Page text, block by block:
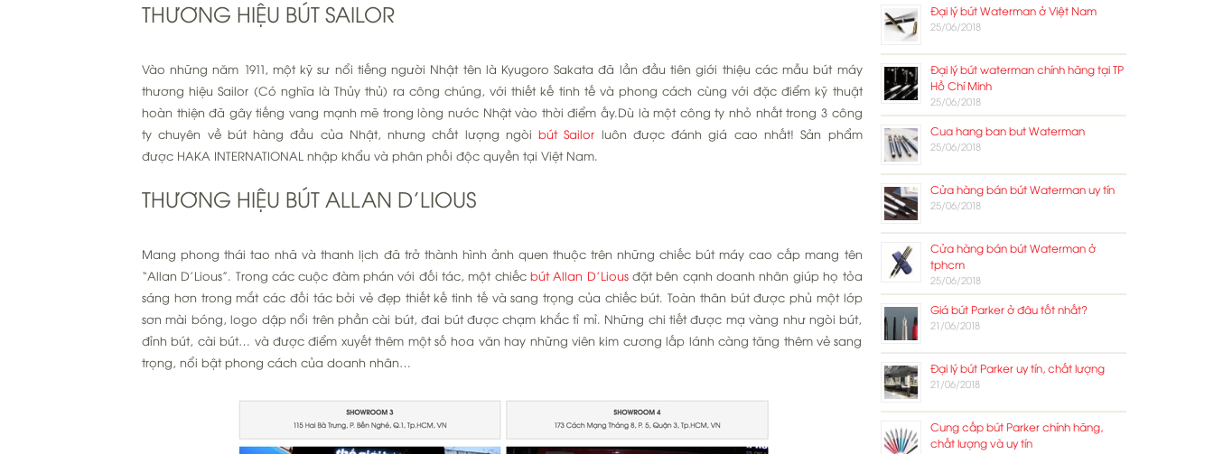
THƯƠNG HIỆU BÚT SAILOR
Vào những năm 1911, một kỹ sư nổi tiếng người Nhật tên là Kyugoro Sakata đã lần đầu tiên giới thiệu các mẫu bút máy
thương hiệu Sailor (Có nghĩa là Thủy thủ) ra công chúng, với thiết kế tinh tế và phong cách cùng với đặc điểm kỹ thuật
hoàn thiện đã gây tiếng vang mạnh mẽ trong lòng nước Nhật vào thời điểm ấy.Dù là một công ty nhỏ nhất trong 3 công
ty chuyên về bút hàng đầu của Nhật, nhưng chất lượng ngòibút Sailor luôn được đánh giá cao nhất! Sản phẩm
được HAKA INTERNATIONAL nhập khẩu và phân phối độc quyền tại Việt Nam.
THƯƠNG HIỆU BÚT ALLAN D’LIOUS
Mang phong thái tao nhã và thanh lịch đã trở thành hình ảnh quen thuộc trên những chiếc bút máy cao cấp mang tên
“Allan D’Lious”. Trong các cuộc đàm phán với đối tác, một chiếcbút Allan D’Liousđặt bên cạnh doanh nhân giúp họ tỏa
sáng hơn trong mắt các đối tác bởi vẻ đẹp thiết kế tinh tế và sang trọng của chiếc bút. Toàn thân bút được phủ một lớp
sơn mài bóng, logo dập nổi trên phần cài bút, đai bút được chạm khắc tỉ mỉ. Những chi tiết được mạ vàng như ngòi bút,
đỉnh bút, cài bút… và được điểm xuyết thêm một số hoa văn hay những viên kim cương lấp lánh càng tăng thêm vẻ sang
trọng, nổi bật phong cách của doanh nhân…
Đại lý bút Waterman ở Việt Nam
25/06/2018
Đại lý bút waterman chính hãng tại TP
Hồ Chí Minh
25/06/2018
Cua hang ban but Waterman
25/06/2018
Cửa hàng bán bút Waterman uy tín
25/06/2018
Cửa hàng bán bút Waterman ở
tphcm
25/06/2018
Giá bút Parker ở đâu tốt nhất?
21/06/2018
Đại lý bút Parker uy tín, chất lượng
21/06/2018
Cung cấp bút Parker chính hãng,
chất lượng và uy tín